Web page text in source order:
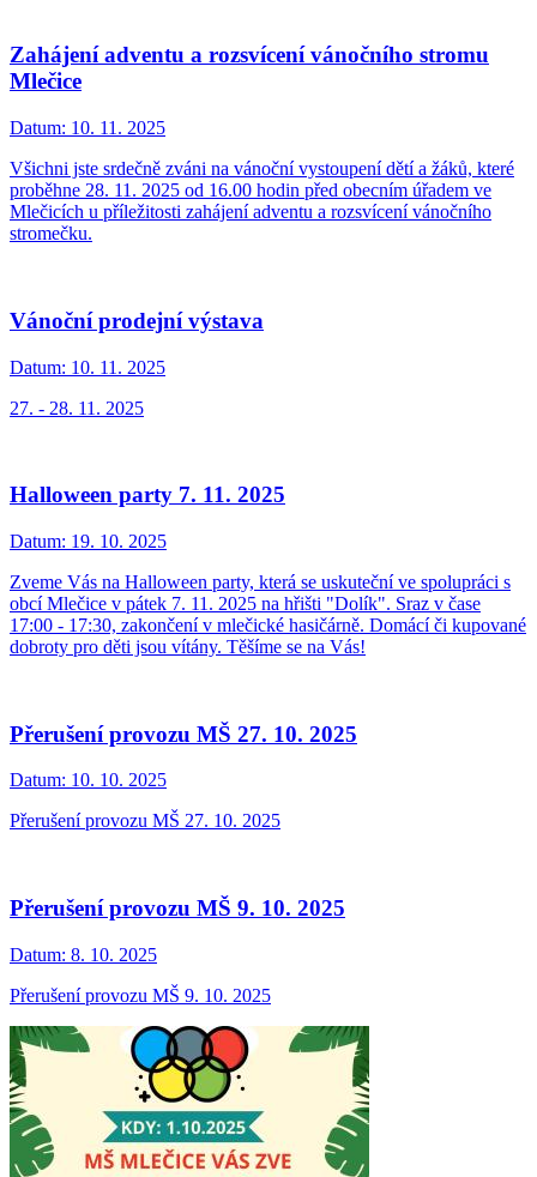
Zahájení adventu a rozsvícení vánočního stromu
Mlečice
Datum: 10. 11. 2025
Všichni jste srdečně zváni na vánoční vystoupení dětí a žáků, které
proběhne 28. 11. 2025 od 16.00 hodin před obecním úřadem ve
Mlečicích u příležitosti zahájení adventu a rozsvícení vánočního
stromečku.
Vánoční prodejní výstava
Datum: 10. 11. 2025
27. - 28. 11. 2025
Halloween party 7. 11. 2025
Datum: 19. 10. 2025
Zveme Vás na Halloween party, která se uskuteční ve spolupráci s
obcí Mlečice v pátek 7. 11. 2025 na hřišti "Dolík". Sraz v čase
17:00 - 17:30, zakončení v mlečické hasičárně. Domácí či kupované
dobroty pro děti jsou vítány. Těšíme se na Vás!
Přerušení provozu MŠ 27. 10. 2025
Datum: 10. 10. 2025
Přerušení provozu MŠ 27. 10. 2025
Přerušení provozu MŠ 9. 10. 2025
Datum: 8. 10. 2025
Přerušení provozu MŠ 9. 10. 2025